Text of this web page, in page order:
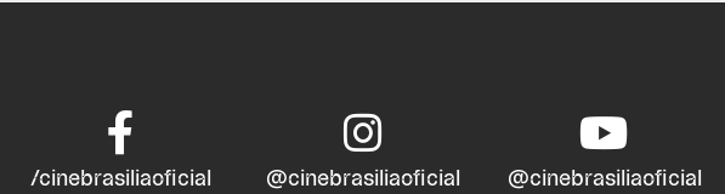
/cinebrasiliaoficial @cinebrasiliaoficial @cinebrasiliaoficial